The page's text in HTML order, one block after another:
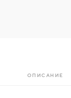
ОПИСАНИЕ